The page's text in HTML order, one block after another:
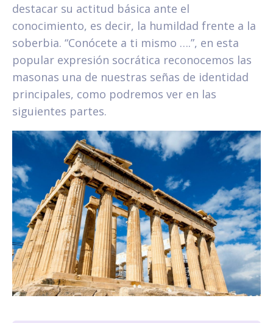
destacar su actitud básica ante el
conocimiento, es decir, la humildad frente a la
soberbia. “Conócete a ti mismo ….”, en esta
popular expresión socrática reconocemos las
masonas una de nuestras señas de identidad
principales, como podremos ver en las
siguientes partes.